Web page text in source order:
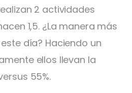
2 actividades
1,5. ¿La manera más
día? Haciendo un
ellos llevan la
55%.